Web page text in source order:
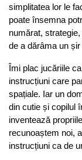
simplitatea lor le
poate însemna
numărat,
de a dărâma un
Îmi plac jucăriile
instrucțiuni care
spațiale. Iar un
din cutie și copilul
inventează
recunoaștem noi,
instrucțiuni ca de